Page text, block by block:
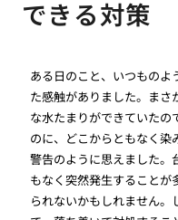
できる対策
ある日のこと、いつものよ
た感触がありました。まさ
な水たまりができていたの
のに、どこからともなく染
警告のように思えました。
もなく突然発生することが
られないかもしれません